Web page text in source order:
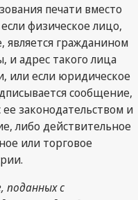
печати вместо
физическое лицо,
гражданином
и адрес такого лица
или если юридическое
сообщение,
законодательством и
либо действительное
или торговое
поданных с